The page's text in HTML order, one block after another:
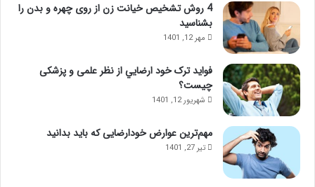
4 روش تشخیص خیانت زن از روی چهره و بدن را
بشناسید
مهر 12, 1401
فواید ترک خود ارضايي از نظر علمی و پزشکی
چیست؟
شهریور 12, 1401
مهم‌ترین عوارض خودارضایی که باید بدانید
تیر 27, 1401